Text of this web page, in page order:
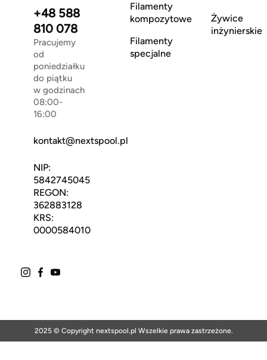
+48 588
810 078
Pracujemy
od
poniedziałku
do piątku
w godzinach
08:00-
16:00
kontakt@nextspool.pl
NIP:
5842745045
REGON:
362883128
KRS:
0000584010
Filamenty
kompozytowe
Filamenty
specjalne
Żywice
inżynierskie